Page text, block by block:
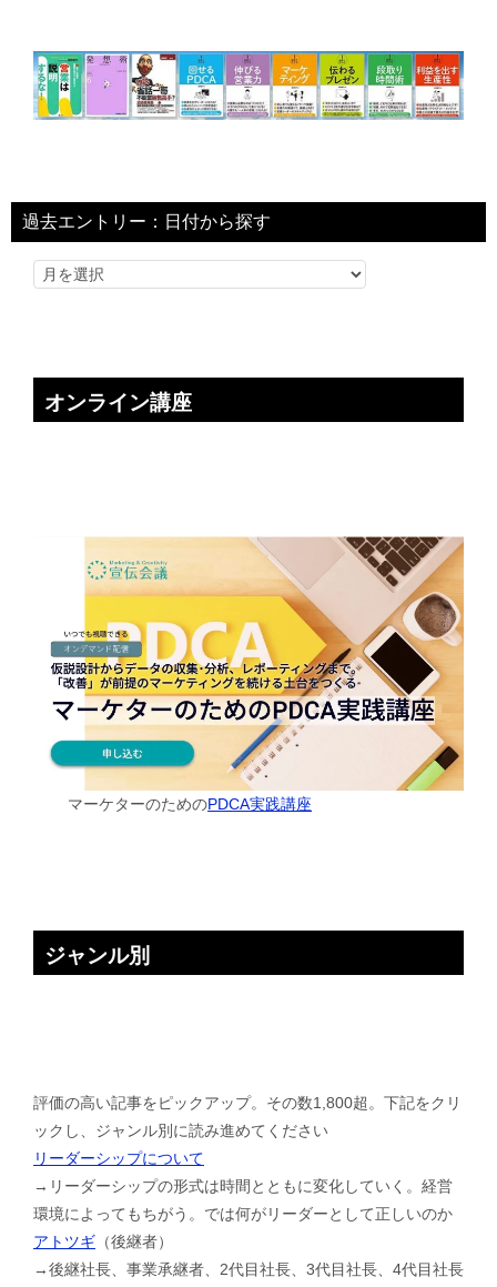
過去エントリー：日付から探す
オンライン講座
マーケターのためのPDCA実践講座
ジャンル別
評価の高い記事をピックアップ。その数1,800超。下記をクリ
ックし、ジャンル別に読み進めてください
リーダーシップについて
→リーダーシップの形式は時間とともに変化していく。経営
環境によってもちがう。では何がリーダーとして正しいのか
アトツギ （後継者）
→後継社長、事業承継者、2代目社長、3代目社長、4代目社長